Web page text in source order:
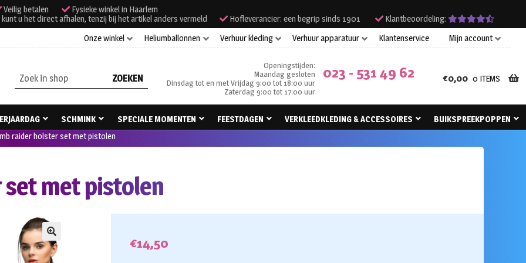
Veilig betalen
Fysieke winkel in Haarlem
u het direct afhalen, tenzij bij het artikel anders vermeld
Hofleverancier: een begrip sinds 1901
Klantbeoordeling:
Onze winkel
Heliumballonnen Verhuur kleding Verhuur apparatuur Klantenservice Mijn account
Zoeken
naar:
Openingstijden:
Maandag gesloten
Dinsdag tot en met Vrijdag 9:00 tot 18:00 uur
Zaterdag 9:00 tot 17:00 uur
023 - 531 49 62 €0,00 0 ITEMS
SCHMINK SPECIALE MOMENTEN FEESTDAGEN VERKLEEDKLEDING & ACCESSOIRES
BUIKSPREEKPOPPEN
raider holster set met pistolen
met pistolen
🔍 €14,50